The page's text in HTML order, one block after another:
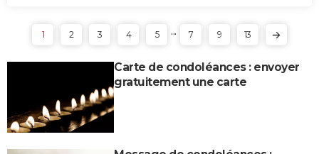
1 2 3 4 5 ... 7 9 13
Carte de condoléances : envoyer
gratuitement une carte